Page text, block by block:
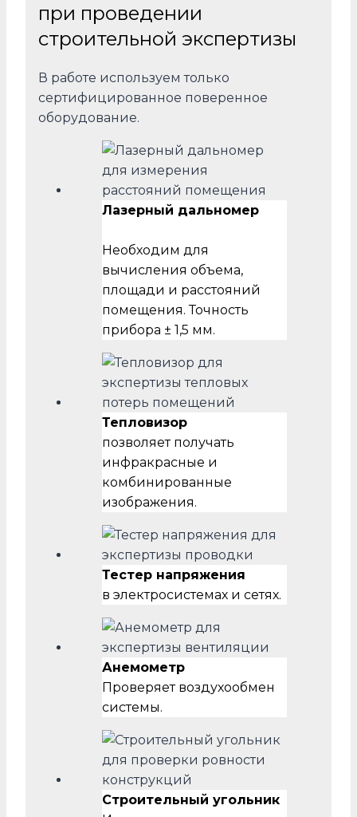
при проведении
строительной экспертизы
В работе используем только
сертифицированное поверенное
оборудование.
Лазерный дальномер
Необходим для
вычисления объема,
площади и расстояний
помещения. Точность
прибора ± 1,5 мм.
Тепловизор
позволяет получать
инфракрасные и
комбинированные
изображения.
Тестер напряжения
в электросистемах и сетях.
Анемометр
Проверяет воздухообмен
системы.
Строительный угольник